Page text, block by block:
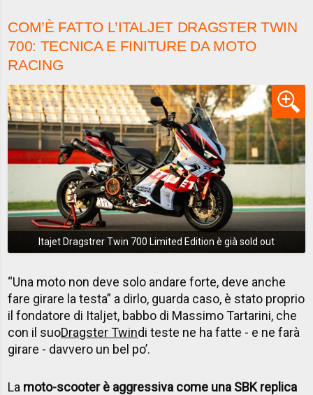
COM’È FATTO L’ITALJET DRAGSTER TWIN
700: TECNICA E FINITURE DA MOTO
RACING
Itajet Dragstrer Twin 700 Limited Edition è già sold out
“Una moto non deve solo andare forte, deve anche
fare girare la testa” a dirlo, guarda caso, è stato proprio
il fondatore di Italjet, babbo di Massimo Tartarini, che
con il suoDragster Twindi teste ne ha fatte - e ne farà
girare - davvero un bel po’.
La moto-scooter è aggressiva come una SBK replica